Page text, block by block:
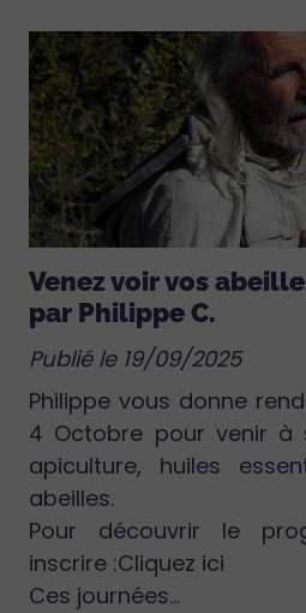
Venez voir vos
par Philippe C.
Publié le 19/09/2025
Philippe vous donne
4 Octobre pour venir à
apiculture, huiles
abeilles.
Pour découvrir le
inscrire :Cliquez ici
Ces journées...